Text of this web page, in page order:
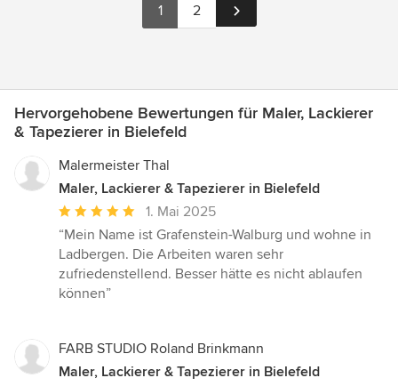
1 2
Hervorgehobene Bewertungen für Maler, Lackierer
& Tapezierer in Bielefeld
Malermeister Thal
Maler, Lackierer & Tapezierer in Bielefeld
Durchschnittliche
Bewertung:
5
von
5
1. Mai 2025
“Mein Name ist Grafenstein-Walburg und wohne in
Ladbergen. Die Arbeiten waren sehr
zufriedenstellend. Besser hätte es nicht ablaufen
können”
FARB STUDIO Roland Brinkmann
Maler, Lackierer & Tapezierer in Bielefeld